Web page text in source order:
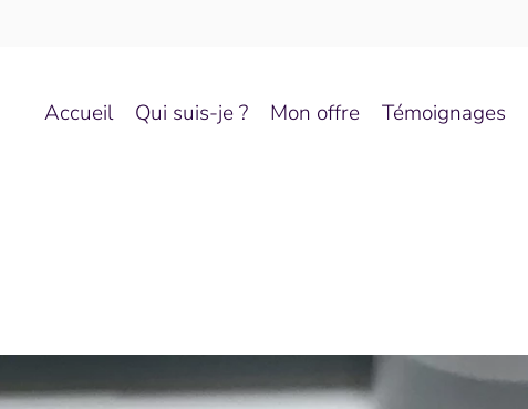
Accueil Qui suis-je ? Mon offre Témoignages